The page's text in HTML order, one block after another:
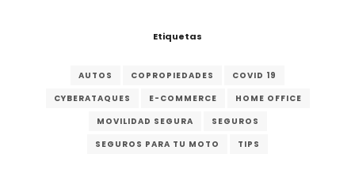
Etiquetas
AUTOS COPROPIEDADES
COVID 19
CYBERATAQUES
E-COMMERCE
HOME OFFICE
MOVILIDAD SEGURA
SEGUROS
SEGUROS PARA TU MOTO
TIPS